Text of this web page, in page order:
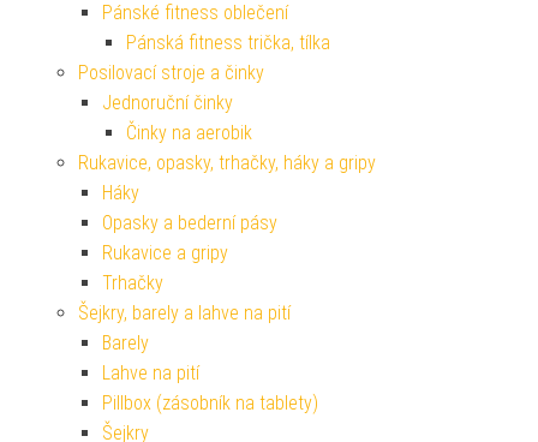
Pánské fitness oblečení
Pánská fitness trička, tílka
Posilovací stroje a činky
Jednoruční činky
Činky na aerobik
Rukavice, opasky, trhačky, háky a gripy
Háky
Opasky a bederní pásy
Rukavice a gripy
Trhačky
Šejkry, barely a lahve na pití
Barely
Lahve na pití
Pillbox (zásobník na tablety)
Šejkry